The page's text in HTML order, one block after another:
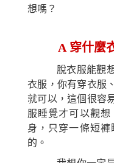
想嗎？
A穿什麼
脫衣服能觀
衣服，你有穿衣服
就可以，這個很容
服睡覺才可以觀
身，只穿一條短
的。